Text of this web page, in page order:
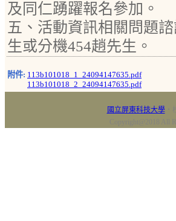
及同仁踴躍報名參加。
五、活動資訊相關問題
生或分機454趙先生。
附件: 113b101018_1_24094147635.pdf
113b101018_2_24094147635.pdf
國立屏東科技大學‧